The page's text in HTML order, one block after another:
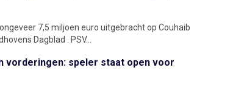
7,5 miljoen euro uitgebracht op Couhaib
Dagblad . PSV...
vorderingen: speler staat open voor